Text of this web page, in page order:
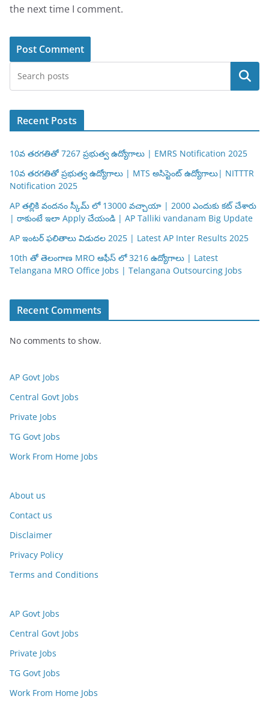
the next time I comment.
Search
Recent Posts
10వ తరగతితో 7267 ప్రభుత్వ ఉద్యోగాలు | EMRS Notification 2025
10వ తరగతితో ప్రభుత్వ ఉద్యోగాలు | MTS అసిస్టెంట్ ఉద్యోగాలు| NITTTR
Notification 2025
AP తల్లికి వందనం స్కీమ్ లో 13000 వచ్చాయా | 2000 ఎందుకు కట్ చేశారు
| రాకుంటే ఇలా Apply చేయండి | AP Talliki vandanam Big Update
AP ఇంటర్ ఫలితాలు విడుదల 2025 | Latest AP Inter Results 2025
10th తో తెలంగాణ MRO ఆఫీస్ లో 3216 ఉద్యోగాలు | Latest
Telangana MRO Office Jobs | Telangana Outsourcing Jobs
Recent Comments
No comments to show.
AP Govt Jobs
Central Govt Jobs
Private Jobs
TG Govt Jobs
Work From Home Jobs
About us
Contact us
Disclaimer
Privacy Policy
Terms and Conditions
AP Govt Jobs
Central Govt Jobs
Private Jobs
TG Govt Jobs
Work From Home Jobs